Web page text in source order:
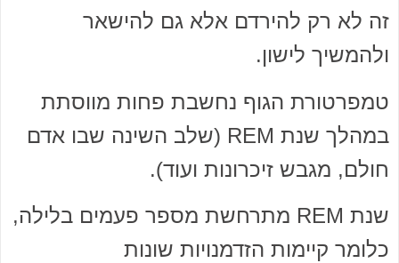
זה לא רק להירדם אלא גם להישאר
ולהמשיך לישון.
טמפרטורת הגוף נחשבת פחות מווסתת
במהלך שנת REM (שלב השינה שבו אדם
חולם, מגבש זיכרונות ועוד).
שנת REM מתרחשת מספר פעמים בלילה,
כלומר קיימות הזדמנויות שונות